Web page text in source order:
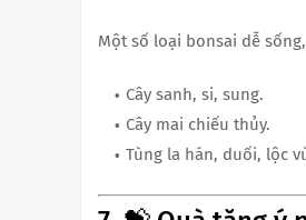
Một số loại bonsai dễ
Cây sanh, si, sung.
Cây mai chiếu thủy.
Tùng la hán, duối, lộc